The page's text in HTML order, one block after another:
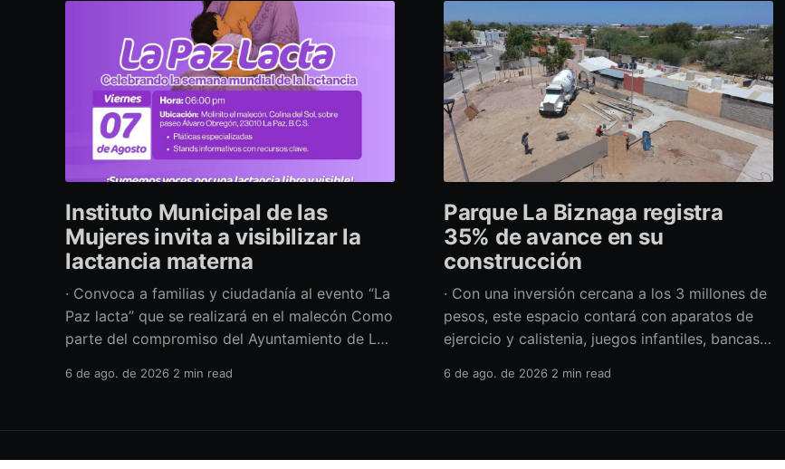
Instituto Municipal de las
Mujeres invita a visibilizar la
lactancia materna
· Convoca a familias y ciudadanía al evento “La
Paz lacta” que se realizará en el malecón Como
parte del compromiso del Ayuntamiento de La
promuevan el bienestar, la salud y los derechos
incluyentes, el Instituto Municipal
6 de ago. de 2026 2 min read
Parque La Biznaga registra
35% de avance en su
construcción
· Con una inversión cercana a los 3 millones de
pesos, este espacio contará con aparatos de
ejercicio y calistenia, juegos infantiles, bancas,
alcaldesa de La Paz en funciones, Amor Fenech
construcción del parque La Biznaga ubicado
6 de ago. de 2026 2 min read